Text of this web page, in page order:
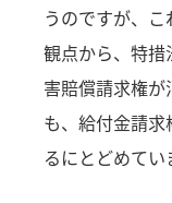
うのですが、
観点から、特
害賠償請求権
も、給付金請
るにとどめてい